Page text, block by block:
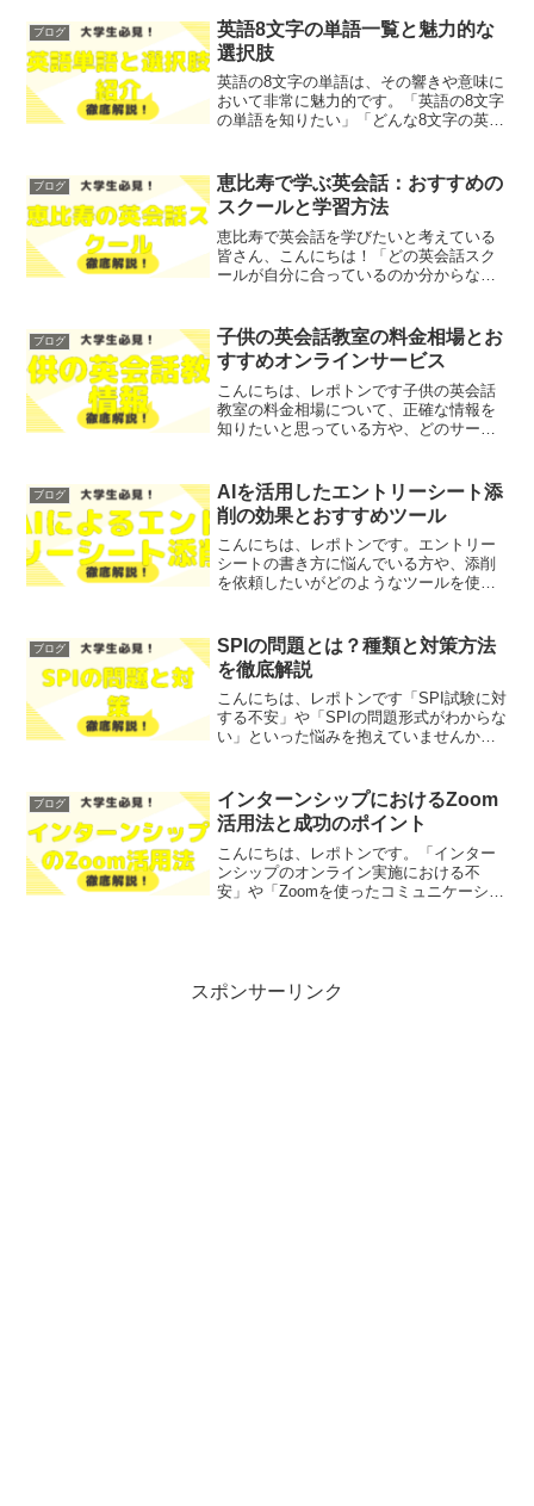
ブログ
英語8文字の単語一覧と魅力的な
選択肢
英語の8文字の単語は、その響きや意味に
おいて非常に魅力的です。「英語の8文字
の単語を知りたい」「どんな8文字の英単
文字の単語の特徴や、アルファベット順
での一覧、美しい...
ブログ
恵比寿で学ぶ英会話：おすすめの
スクールと学習方法
恵比寿で英会話を学びたいと考えている
皆さん、こんにちは！「どの英会話スク
ールが自分に合っているのか分からな
せんか？そこで今回は、恵比寿での英会
話学習においておすすめのス...
ブログ
子供の英会話教室の料金相場とお
すすめオンラインサービス
こんにちは、レポトンです子供の英会話
教室の料金相場について、正確な情報を
知りたいと思っている方や、どのサービ
供の英会話教室の料金相場とおすすめの
オンラインサービスをわか...
ブログ
AIを活用したエントリーシート添
削の効果とおすすめツール
こんにちは、レポトンです。エントリー
シートの書き方に悩んでいる方や、添削
を依頼したいがどのようなツールを使え
たエントリーシート添削の効果とおすす
めツールについて、わか...
ブログ
SPIの問題とは？種類と対策方法
を徹底解説
こんにちは、レポトンです「SPI試験に対
する不安」や「SPIの問題形式がわからな
い」といった悩みを抱えていませんか？
す！レポトンこの記事は次のような人に
おすすめ！SP...
ブログ
インターンシップにおけるZoom
活用法と成功のポイント
こんにちは、レポトンです。「インター
ンシップのオンライン実施における不
安」や「Zoomを使ったコミュニケーショ
スポンサーリンク